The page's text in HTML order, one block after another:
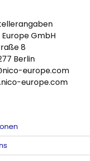
Europe GmbH
8
Berlin
europe.com
europe.com